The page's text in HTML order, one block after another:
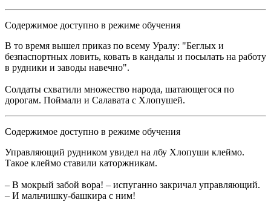
Содержимое доступно в режиме обучения
В то время вышел приказ по всему Уралу: "Беглых и
безпаспортных ловить, ковать в кандалы и посылать на работу
в рудники и заводы навечно".
Солдаты схватили множество народа, шатающегося по
дорогам. Поймали и Салавата с Хлопушей.
Содержимое доступно в режиме обучения
Управляющий рудником увидел на лбу Хлопуши клеймо.
Такое клеймо ставили каторжникам.
– В мокрый забой вора! – испуганно закричал управляющий.
– И мальчишку-башкира с ним!